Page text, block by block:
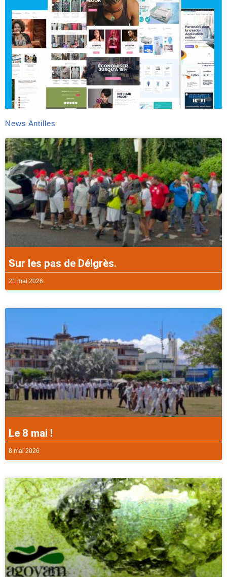
News Antilles
Sur les pas de Délgrès.
21 mai 2026
Le 8 mai !
8 mai 2026